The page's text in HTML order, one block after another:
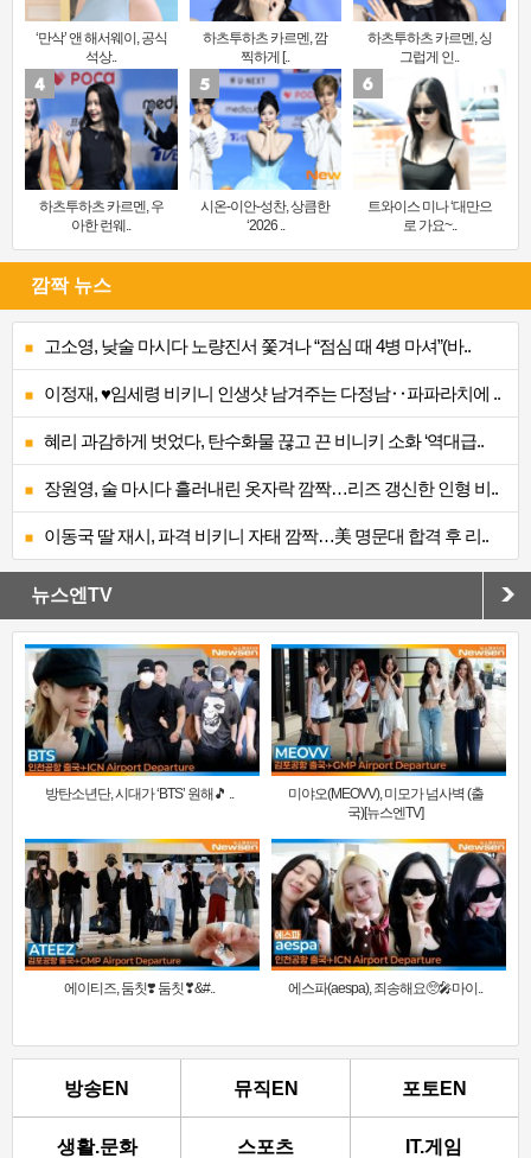
‘만삭’ 앤 해서웨이, 공식
석상..
하츠투하츠 카르멘, 깜
찍하게 [..
하츠투하츠 카르멘, 싱
그럽게 인..
하츠투하츠 카르멘, 우
아한 런웨..
시온-이안-성찬, 상큼한
‘2026 ..
트와이스 미나 ‘대만으
로 가요~..
깜짝 뉴스
고소영, 낮술 마시다 노량진서 쫓겨나 “점심 때 4병 마셔”(바..
이정재, ♥임세령 비키니 인생샷 남겨주는 다정남‥파파라치에 ..
혜리 과감하게 벗었다, 탄수화물 끊고 끈 비니키 소화 ‘역대급..
장원영, 술 마시다 흘러내린 옷자락 깜짝…리즈 갱신한 인형 비..
이동국 딸 재시, 파격 비키니 자태 깜짝…美 명문대 합격 후 리..
뉴스엔TV
방탄소년단, 시대가 ‘BTS’ 원해🎵 ..
미야오(MEOVV), 미모가 넘사벽 (출
국)[뉴스엔TV]
에이티즈, 둠칫❣️ 둠칫❣&#.. 에스파(aespa), 죄송해요🥺🎤마이..
방송EN 뮤직EN 포토EN
생활.문화 스포츠 IT.게임